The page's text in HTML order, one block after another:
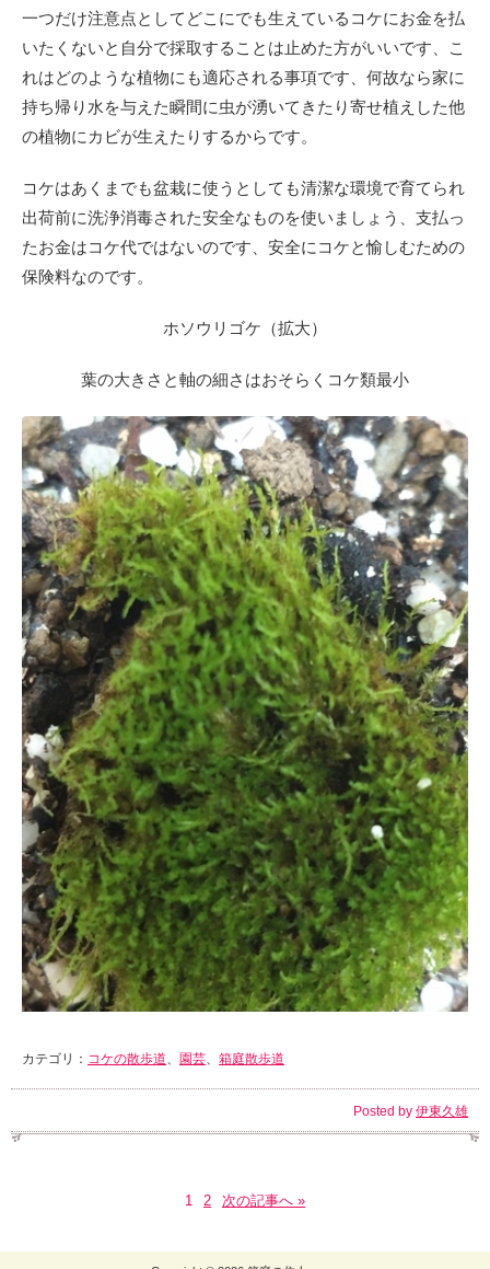
一つだけ注意点としてどこにでも生えているコケにお金を払
いたくないと自分で採取することは止めた方がいいです、こ
れはどのような植物にも適応される事項です、何故なら家に
持ち帰り水を与えた瞬間に虫が湧いてきたり寄せ植えした他
の植物にカビが生えたりするからです。
コケはあくまでも盆栽に使うとしても清潔な環境で育てられ
出荷前に洗浄消毒された安全なものを使いましょう、支払っ
たお金はコケ代ではないのです、安全にコケと愉しむための
保険料なのです。
ホソウリゴケ（拡大）
葉の大きさと軸の細さはおそらくコケ類最小
カテゴリ： コケの散歩道 園芸 箱庭散歩道
Posted by 伊東久雄
1 2 次の記事へ »